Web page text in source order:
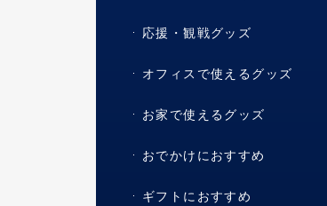
応援・観戦グッズ
オフィスで使えるグッズ
お家で使えるグッズ
おでかけにおすすめ
ギフトにおすすめ